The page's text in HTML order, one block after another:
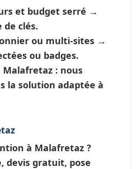
et budget serré →
de clés.
ou multi-sites →
ou badges.
: nous
la solution adaptée à
à Malafretaz ?
devis gratuit, pose